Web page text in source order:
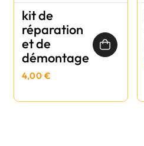
kit de
réparation
et de
démontage
4,00 €